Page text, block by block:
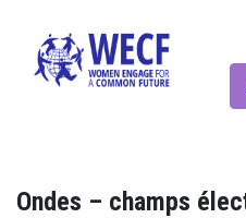
Ondes – champs